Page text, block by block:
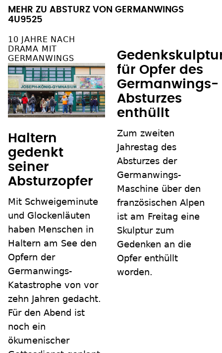
MEHR ZU ABSTURZ VON GERMANWINGS
4U9525
10 JAHRE NACH
DRAMA MIT
GERMANWINGS
Haltern
gedenkt
seiner
Absturzopfer
Mit Schweigeminute
und Glockenläuten
haben Menschen in
Haltern am See den
Opfern der
Germanwings-
Katastrophe von vor
zehn Jahren gedacht.
Für den Abend ist
noch ein
ökumenischer
für Opfer des
Germanwings-
Absturzes
enthüllt
Zum zweiten
Jahrestag des
Absturzes der
Germanwings-
Maschine über den
französischen Alpen
ist am Freitag eine
Skulptur zum
Gedenken an die
Opfer enthüllt
worden.